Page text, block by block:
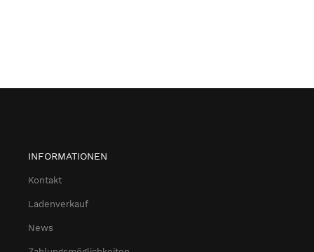
INFORMATIONEN
Kontakt
Ladenverkauf
News